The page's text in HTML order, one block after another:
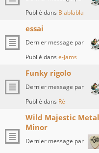
Publié dans Blablabla
essai
Dernier message par
Publié dans e-Jams
Funky rigolo
Dernier message par
Publié dans Ré
Wild Majestic
Minor
Dernier message par